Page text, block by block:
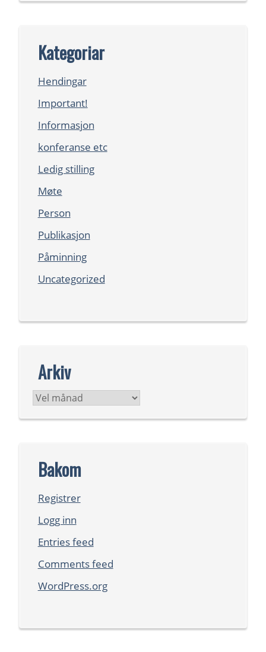
Kategoriar
Hendingar
Important!
Informasjon
konferanse etc
Ledig stilling
Møte
Person
Publikasjon
Påminning
Uncategorized
Arkiv
Arkiv
Bakom
Registrer
Logg inn
Entries feed
Comments feed
WordPress.org